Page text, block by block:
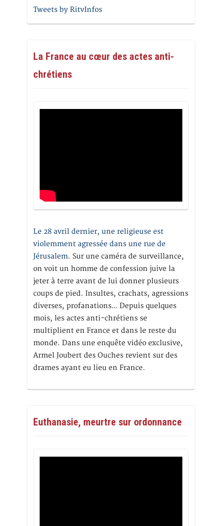
Tweets by RitvInfos
La France au cœur des actes anti-
chrétiens
Le 28 avril dernier, une religieuse est
violemment agressée dans une rue de
Jérusalem. Sur une caméra de surveillance,
on voit un homme de confession juive la
jeter à terre avant de lui donner plusieurs
coups de pied. Insultes, crachats, agressions
diverses, profanations… Depuis quelques
mois, les actes anti-chrétiens se
multiplient en France et dans le reste du
monde. Dans une enquête vidéo exclusive,
Armel Joubert des Ouches revient sur des
drames ayant eu lieu en France.
Euthanasie, meurtre sur ordonnance